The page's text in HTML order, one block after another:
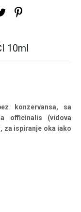
10ml
konzervansa, sa
officinalis (vidova
za ispiranje oka iako